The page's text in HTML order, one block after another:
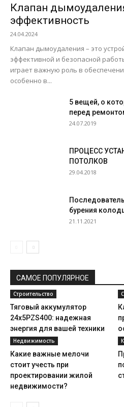
Клапан
эффективность
24.04.2024
Клапан дымоудаления – это
эффективной и безопасной
играет важную роль в
особенно в...
5 вещей, о
перед
24.07.2019
ПРОЦЕСС
ПОТОЛКОВ
29.04.2018
бурения
21.11.2021
САМОЕ ПОПУЛЯРНОЕ
Строительство
Тяговый аккумулятор
24х5PZS400: надежная
энергия для вашей техники
Недвижимость
Какие важные мелочи
стоит учесть при
проектировании жилой
недвижимости?